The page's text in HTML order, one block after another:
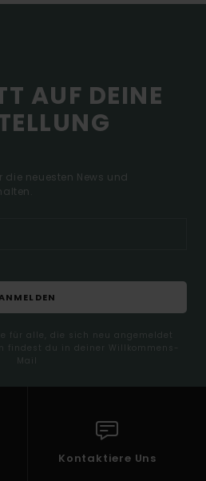
AUF DEINE
neuesten News und
für alle, die sich neu angemeldet
findest du in deiner Willkommens-
Mail
Kontaktiere Uns